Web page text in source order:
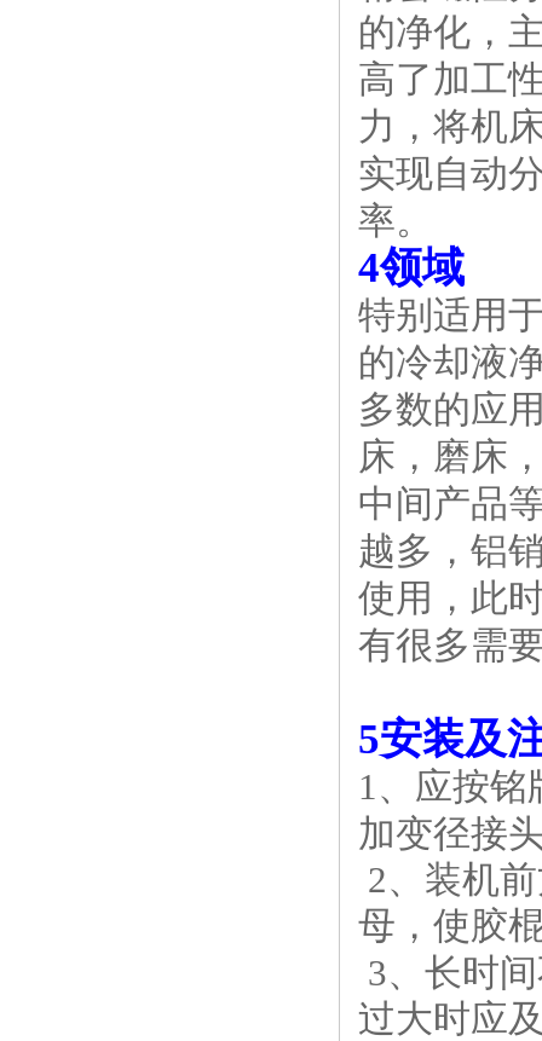
的净化，
高了加工
力，将机
实现自动
率。
4领域
特别适用
的冷却液
多数的应
床，磨床
中间产品
越多，铝
使用，此
有很多需
5安装及
1、应按
加变径接
2、装机
母，使胶
3、长时
过大时应